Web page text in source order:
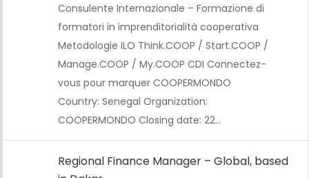
Consulente Internazionale – Formazione di
formatori in imprenditorialità cooperativa
Metodologie ILO Think.COOP / Start.COOP /
Manage.COOP / My.COOP CDI Connectez-
vous pour marquer COOPERMONDO
Country: Senegal Organization:
COOPERMONDO Closing date: 22…
Regional Finance Manager – Global, based